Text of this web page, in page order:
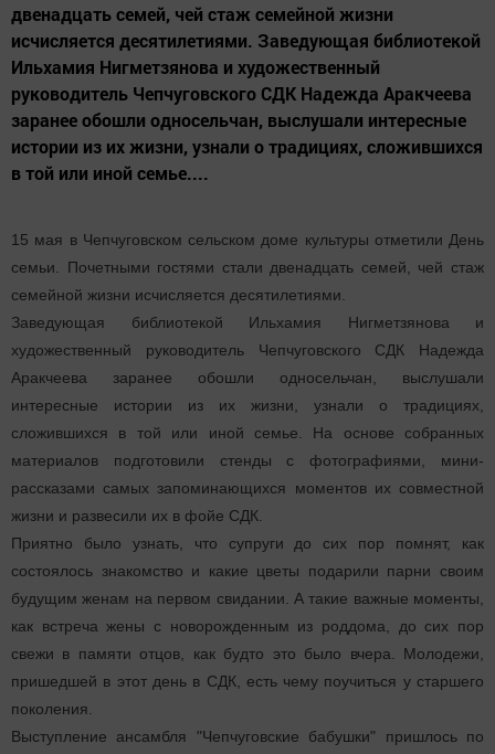
двенадцать семей, чей стаж семейной жизни
исчисляется десятилетиями. Заведующая библиотекой
Ильхамия Нигметзянова и художественный
руководитель Чепчуговского СДК Надежда Аракчеева
заранее обошли односельчан, выслушали интересные
истории из их жизни, узнали о традициях, сложившихся
в той или иной семье....
15 мая в Чепчуговском сельском доме культуры отметили День
семьи. Почетными гостями стали двенадцать семей, чей стаж
семейной жизни исчисляется десятилетиями.
Заведующая библиотекой Ильхамия Нигметзянова и
художественный руководитель Чепчуговского СДК Надежда
Аракчеева заранее обошли односельчан, выслушали
интересные истории из их жизни, узнали о традициях,
сложившихся в той или иной семье. На основе собранных
материалов подготовили стенды с фотографиями, мини-
рассказами самых запоминающихся моментов их совместной
жизни и развесили их в фойе СДК.
Приятно было узнать, что супруги до сих пор помнят, как
состоялось знакомство и какие цветы подарили парни своим
будущим женам на первом свидании. А такие важные моменты,
как встреча жены с новорожденным из роддома, до сих пор
свежи в памяти отцов, как будто это было вчера. Молодежи,
пришедшей в этот день в СДК, есть чему поучиться у старшего
поколения.
Выступление ансамбля "Чепчуговские бабушки" пришлось по